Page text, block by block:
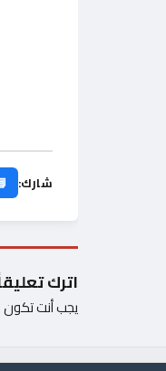
شارك:
اترك
يجب أنت تكون